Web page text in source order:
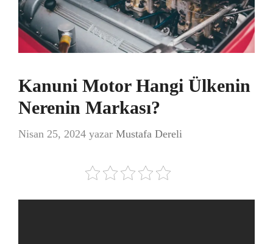
Kanuni Motor Hangi Ülkenin
Nerenin Markası?
Nisan 25, 2024 yazar Mustafa Dereli